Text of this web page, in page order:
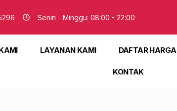
Senin - Minggu: 08:00 - 22:00
LAYANAN KAMI DAFTAR HARGA
KONTAK